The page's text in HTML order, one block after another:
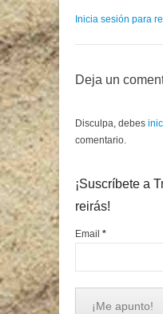
Inicia sesión para
Deja un
Disculpa, debes
comentario.
¡Suscríbete a
reirás!
Email *